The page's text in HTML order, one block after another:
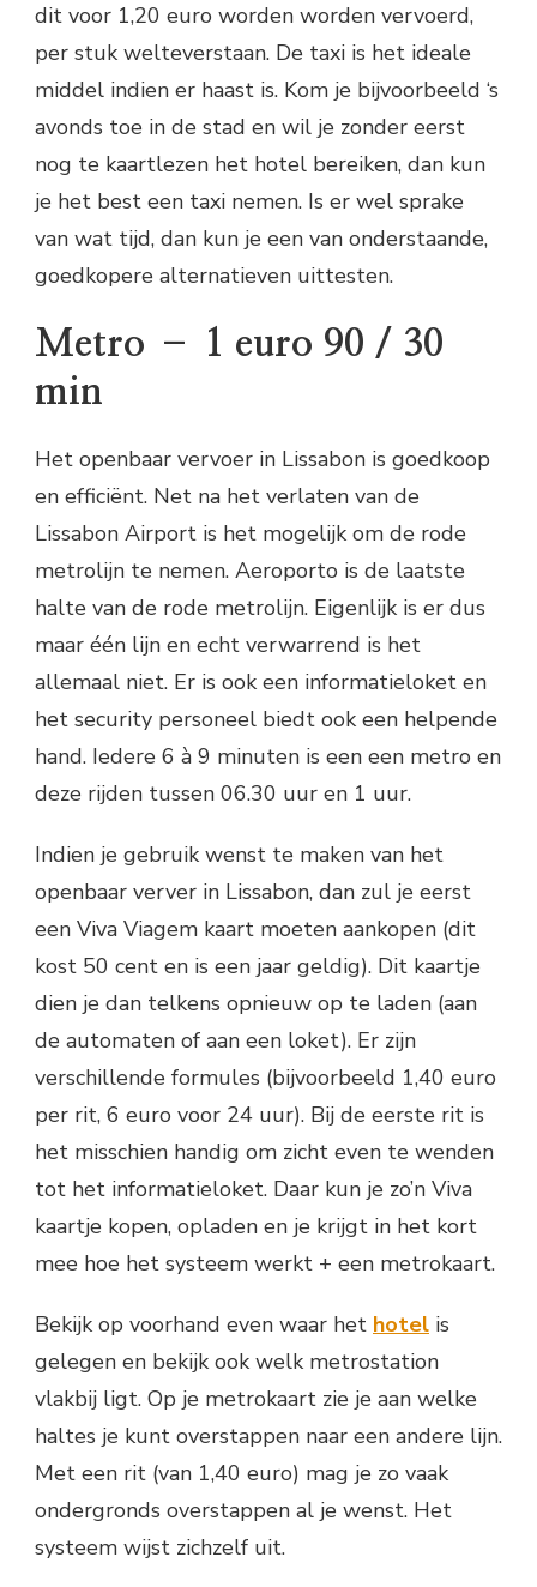
dit voor 1,20 euro worden worden vervoerd,
per stuk welteverstaan. De taxi is het ideale
middel indien er haast is. Kom je bijvoorbeeld ‘s
avonds toe in de stad en wil je zonder eerst
nog te kaartlezen het hotel bereiken, dan kun
je het best een taxi nemen. Is er wel sprake
van wat tijd, dan kun je een van onderstaande,
goedkopere alternatieven uittesten.
Metro – 1 euro 90 / 30
min
Het openbaar vervoer in Lissabon is goedkoop
en efficiënt. Net na het verlaten van de
Lissabon Airport is het mogelijk om de rode
metrolijn te nemen. Aeroporto is de laatste
halte van de rode metrolijn. Eigenlijk is er dus
maar één lijn en echt verwarrend is het
allemaal niet. Er is ook een informatieloket en
het security personeel biedt ook een helpende
hand. Iedere 6 à 9 minuten is een een metro en
deze rijden tussen 06.30 uur en 1 uur.
Indien je gebruik wenst te maken van het
openbaar verver in Lissabon, dan zul je eerst
een Viva Viagem kaart moeten aankopen (dit
kost 50 cent en is een jaar geldig). Dit kaartje
dien je dan telkens opnieuw op te laden (aan
de automaten of aan een loket). Er zijn
verschillende formules (bijvoorbeeld 1,40 euro
per rit, 6 euro voor 24 uur). Bij de eerste rit is
het misschien handig om zicht even te wenden
tot het informatieloket. Daar kun je zo’n Viva
kaartje kopen, opladen en je krijgt in het kort
mee hoe het systeem werkt + een metrokaart.
Bekijk op voorhand even waar het hotel is
gelegen en bekijk ook welk metrostation
vlakbij ligt. Op je metrokaart zie je aan welke
haltes je kunt overstappen naar een andere lijn.
Met een rit (van 1,40 euro) mag je zo vaak
ondergronds overstappen al je wenst. Het
systeem wijst zichzelf uit.